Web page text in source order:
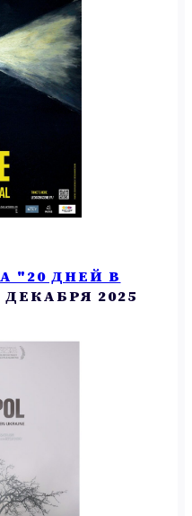
"20 ДНЕЙ В
ДЕКАБРЯ 2025